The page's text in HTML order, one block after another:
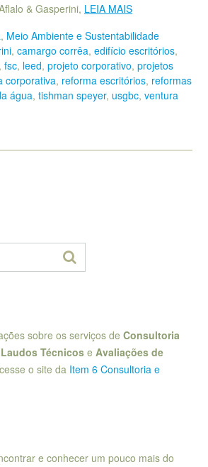
& Gasperini, LEIA MAIS
, Meio Ambiente e Sustentabilidade
, camargo corrêa, edifício escritórios,
, fsc, leed, projeto corporativo, projetos
corporativa, reforma escritórios, reformas
água, tishman speyer, usgbc, ventura
sobre os serviços de Consultoria
Laudos Técnicos e Avaliações de
o site da Item 6 Consultoria e
e conhecer um pouco mais do